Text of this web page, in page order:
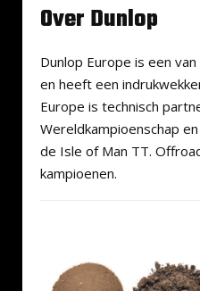
Over Dunlop
Dunlop Europe is een
en heeft een
Europe is technisch
Wereldkampioenschap
de Isle of Man TT.
kampioenen.